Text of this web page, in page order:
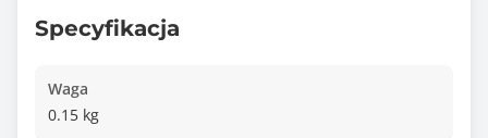
Specyfikacja
Waga
0.15 kg